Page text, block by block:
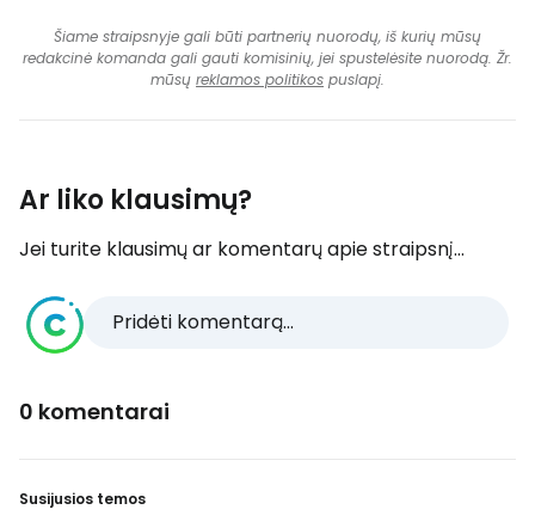
Šiame straipsnyje gali būti partnerių nuorodų, iš kurių mūsų
redakcinė komanda gali gauti komisinių, jei spustelėsite nuorodą. Žr.
mūsų reklamos politikos puslapį.
Ar liko klausimų?
Jei turite klausimų ar komentarų apie straipsnį...
Pridėti komentarą...
0 komentarai
Susijusios temos